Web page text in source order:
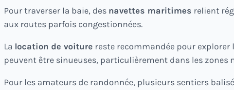
Pour traverser la baie, des navettes maritimes relient
aux routes parfois congestionnées.
La location de voiture reste recommandée pour explorer
peuvent être sinueuses, particulièrement dans les zones
Pour les amateurs de randonnée, plusieurs sentiers